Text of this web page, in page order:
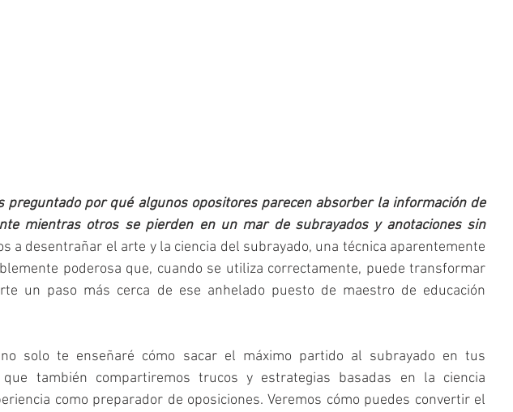
preguntado por qué algunos opositores parecen absorber la información de
mientras otros se pierden en un mar de subrayados y anotaciones sin
a desentrañar el arte y la ciencia del subrayado, una técnica aparentemente
poderosa que, cuando se utiliza correctamente, puede transformar
un paso más cerca de ese anhelado puesto de maestro de educación
solo te enseñaré cómo sacar el máximo partido al subrayado en tus
que también compartiremos trucos y estrategias basadas en la ciencia
como preparador de oposiciones. Veremos cómo puedes convertir el